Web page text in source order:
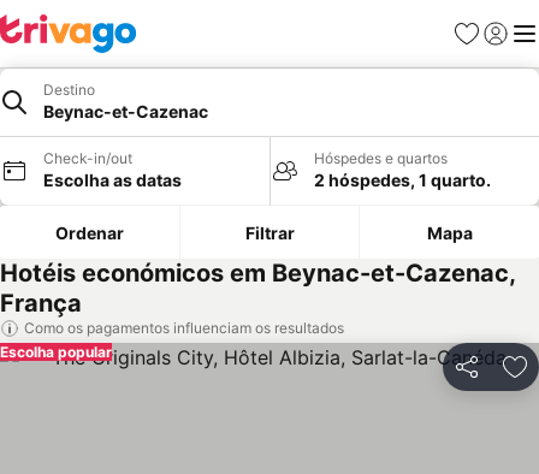
Favoritos
Iniciar
Destino
Beynac-et-Cazenac
Check-in/out
Escolha as datas
Hóspedes e quartos
2 hóspedes, 1 quarto.
Ordenar Filtrar Mapa
Hotéis económicos em Beynac-et-Cazenac,
França
Como os pagamentos influenciam os resultados
Partilhar
Escolha popular